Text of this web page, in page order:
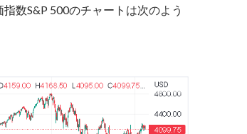
数S&P 500のチャートは次のよう